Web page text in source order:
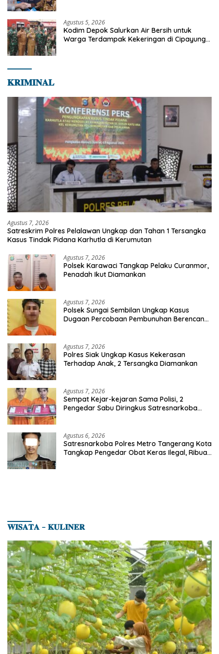
Agustus 5, 2026
Kodim Depok Salurkan Air Bersih untuk
Warga Terdampak Kekeringan di Cipayung
𝐊𝐑𝐈𝐌𝐈𝐍𝐀𝐋
Agustus 7, 2026
Satreskrim Polres Pelalawan Ungkap dan Tahan 1 Tersangka
Kasus Tindak Pidana Karhutla di Kerumutan
Agustus 7, 2026
Polsek Karawaci Tangkap Pelaku Curanmor,
Penadah Ikut Diamankan
Agustus 7, 2026
Polsek Sungai Sembilan Ungkap Kasus
Dugaan Percobaan Pembunuhan Berencana,
Agustus 7, 2026
Polres Siak Ungkap Kasus Kekerasan
Terhadap Anak, 2 Tersangka Diamankan
Agustus 7, 2026
Sempat Kejar-kejaran Sama Polisi, 2
Pengedar Sabu Diringkus Satresnarkoba
Agustus 6, 2026
Satresnarkoba Polres Metro Tangerang Kota
Tangkap Pengedar Obat Keras Ilegal, Ribuan
𝐖𝐈𝐒𝐀𝐓𝐀 – 𝐊𝐔𝐋𝐈𝐍𝐄𝐑